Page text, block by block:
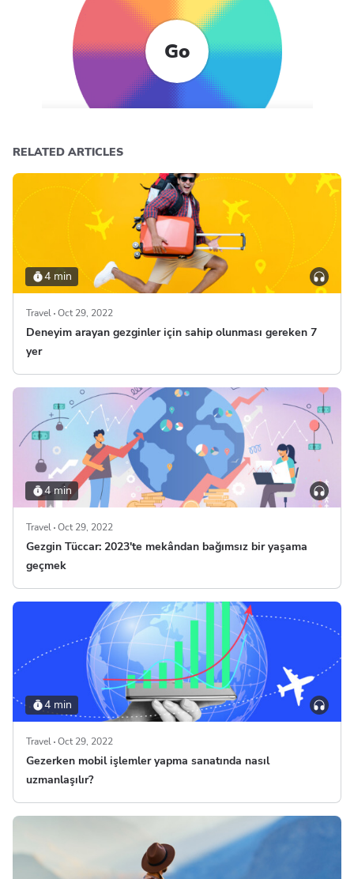
Go
RELATED ARTICLES
4 min
Travel Oct 29, 2022
Deneyim arayan gezginler için sahip olunması gereken 7
yer
4 min
Travel Oct 29, 2022
Gezgin Tüccar: 2023'te mekândan bağımsız bir yaşama
geçmek
4 min
Travel Oct 29, 2022
Gezerken mobil işlemler yapma sanatında nasıl
uzmanlaşılır?